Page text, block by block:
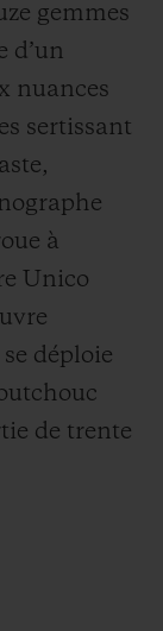
gemmes
d’un
nuances
sertissant
à
Unico
déploie
de trente